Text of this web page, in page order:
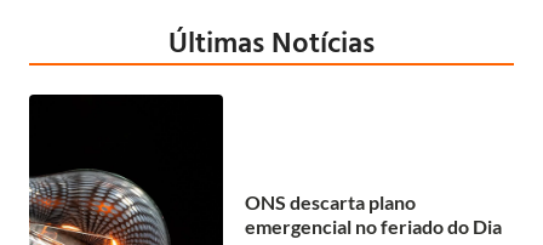
Últimas Notícias
ONS descarta plano
emergencial no feriado do Dia